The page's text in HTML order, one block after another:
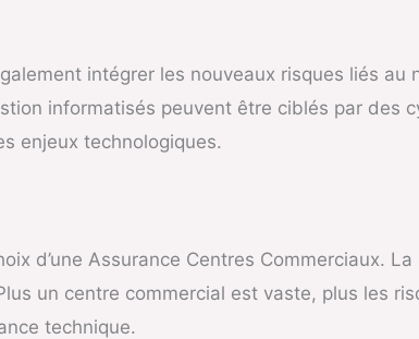
intégrer les nouveaux risques liés
informatisés peuvent être ciblés par des
enjeux technologiques.
d’une Assurance Centres Commerciaux.
un centre commercial est vaste, plus les
technique.